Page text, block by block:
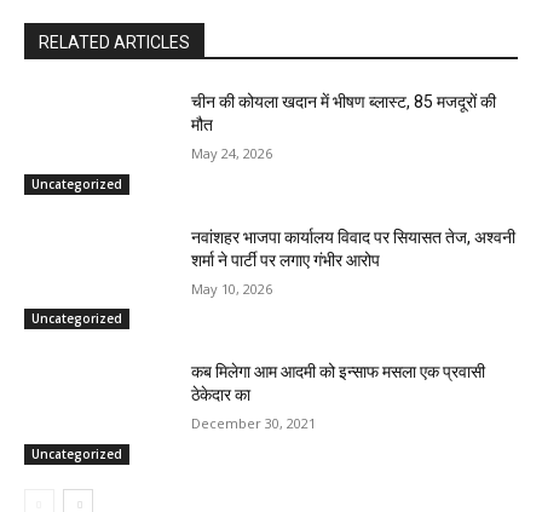
RELATED ARTICLES
Uncategorized
चीन की कोयला खदान में भीषण ब्लास्ट, 85 मजदूरों की
मौत
May 24, 2026
Uncategorized
नवांशहर भाजपा कार्यालय विवाद पर सियासत तेज, अश्वनी
शर्मा ने पार्टी पर लगाए गंभीर आरोप
May 10, 2026
Uncategorized
कब मिलेगा आम आदमी को इन्साफ मसला एक प्रवासी
ठेकेदार का
December 30, 2021